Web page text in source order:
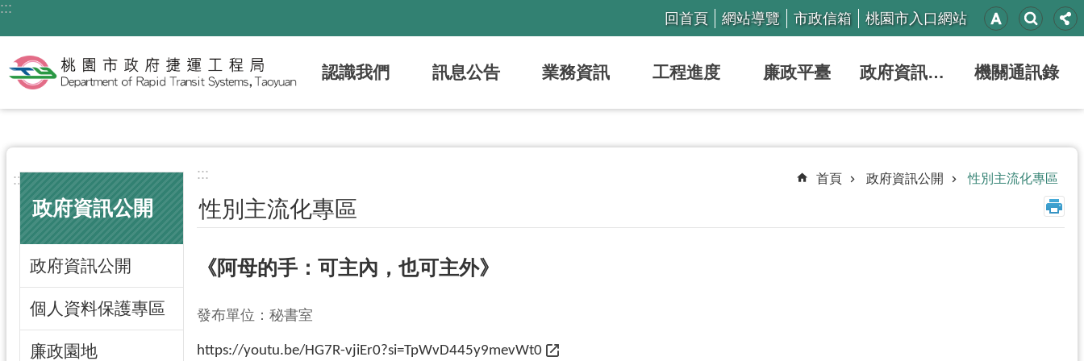
跳到主要內容區塊
:::
回首頁 網站導覽 市政信箱 桃園市入口網站
認識我們 訊息公告 業務資訊 工程進度 廉政平臺 政府資訊公開 機關通訊錄
:::
政府資訊公開
政府資訊公開
個人資料保護專區
廉政園地
::: 首頁 政府資訊公開 性別主流化專區
性別主流化專區
《阿母的手：可主內，也可主外》
發布單位：秘書室
https://youtu.be/HG7R-vjiEr0?si=TpWvD445y9mevWt0